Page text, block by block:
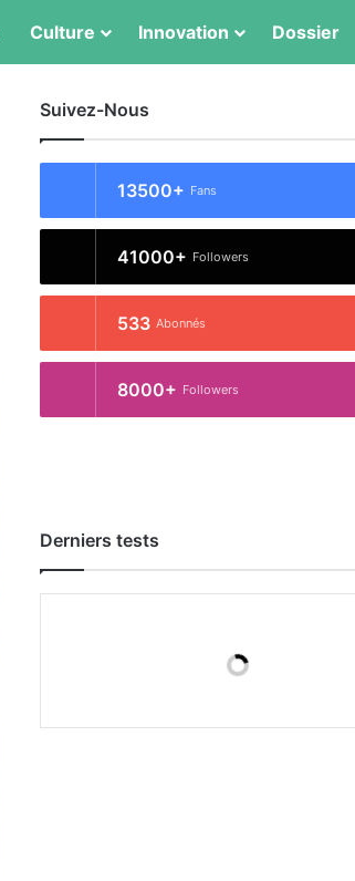
Culture Innovation Dossier
Suivez-Nous
13500+ Fans
41000+ Followers
533 Abonnés
8000+ Followers
Derniers tests